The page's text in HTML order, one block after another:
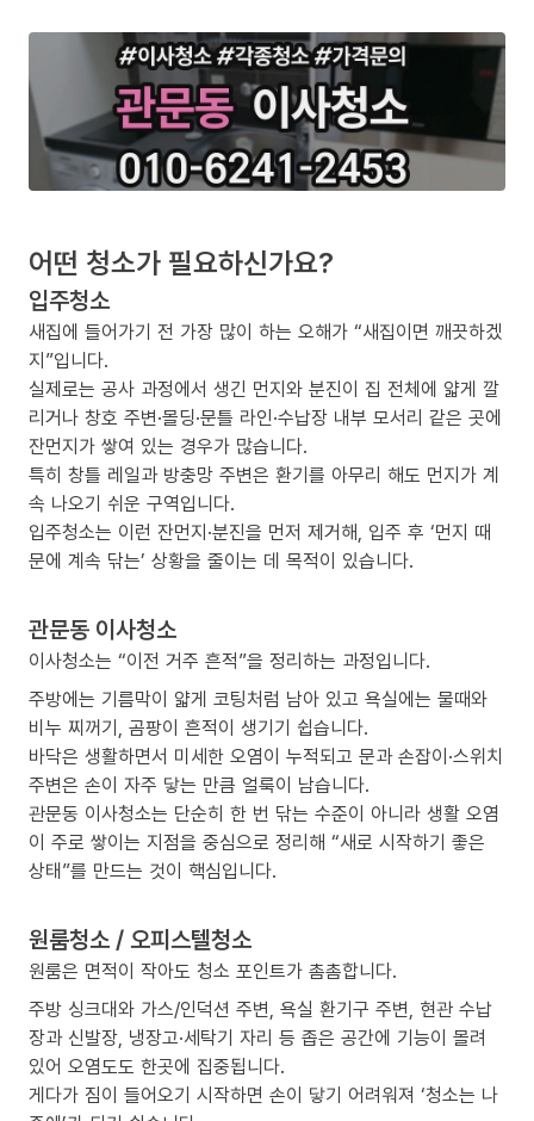
어떤 청소가 필요하신가요?
입주청소
새집에 들어가기 전 가장 많이 하는 오해가 “새집이면 깨끗하겠
지”입니다.
실제로는 공사 과정에서 생긴 먼지와 분진이 집 전체에 얇게 깔
리거나 창호 주변·몰딩·문틀 라인·수납장 내부 모서리 같은 곳에
잔먼지가 쌓여 있는 경우가 많습니다.
특히 창틀 레일과 방충망 주변은 환기를 아무리 해도 먼지가 계
속 나오기 쉬운 구역입니다.
입주청소는 이런 잔먼지·분진을 먼저 제거해, 입주 후 ‘먼지 때
문에 계속 닦는’ 상황을 줄이는 데 목적이 있습니다.
관문동 이사청소
이사청소는 “이전 거주 흔적”을 정리하는 과정입니다.
주방에는 기름막이 얇게 코팅처럼 남아 있고 욕실에는 물때와
비누 찌꺼기, 곰팡이 흔적이 생기기 쉽습니다.
바닥은 생활하면서 미세한 오염이 누적되고 문과 손잡이·스위치
주변은 손이 자주 닿는 만큼 얼룩이 남습니다.
관문동 이사청소는 단순히 한 번 닦는 수준이 아니라 생활 오염
이 주로 쌓이는 지점을 중심으로 정리해 “새로 시작하기 좋은
상태”를 만드는 것이 핵심입니다.
원룸청소 / 오피스텔청소
원룸은 면적이 작아도 청소 포인트가 촘촘합니다.
주방 싱크대와 가스/인덕션 주변, 욕실 환기구 주변, 현관 수납
장과 신발장, 냉장고·세탁기 자리 등 좁은 공간에 기능이 몰려
있어 오염도도 한곳에 집중됩니다.
게다가 짐이 들어오기 시작하면 손이 닿기 어려워져 ‘청소는 나